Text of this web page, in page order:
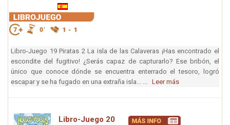
Libro-Juego 19 Piratas 2 La isla de las Calaveras ¡Has encontrado el
escondite del fugitivo! ¿Serás capaz de capturarlo? Ese bribón, el
único que conoce dónde se encuentra enterrado el tesoro, logró
escapar y se ha fugado en una extraña isla... ... Leer más
Libro-Juego 20